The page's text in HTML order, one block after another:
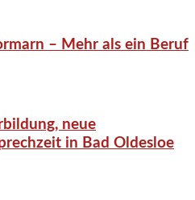
– Mehr als ein Beruf
neue
in Bad Oldesloe